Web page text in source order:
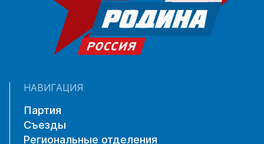
НАВИГАЦИЯ
Партия
Съезды
Региональные отделения